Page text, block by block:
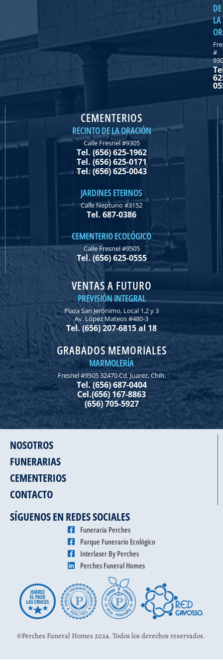
DE
LA
#
CEMENTERIOS
RECINTO DE LA ORACIÓN
Calle Fresnel #9305
Tel. (656) 625-1962
Tel. (656) 625-0171
Tel. (656) 625-0043
JARDINES ETERNOS
Calle Neptuno #3152
Tel. 687-0386
CEMENTERIO ECOLÓGICO
Calle Fresnel #9505
Tel. (656) 625-0555
VENTAS A FUTURO
PREVISIÓN INTEGRAL
Plaza San Jerónimo, Local 1,2 y 3
Av. López Mateos #480-3
Tel. (656) 207-6815 al 18
GRABADOS MEMORIALES
MARMOLERÍA
Fresnel #9505 32470 Cd. Juarez, Chih.
Tel. (656) 687-0404
Cel.(656) 167-8863
(656) 705-5927
NOSOTROS
FUNERARIAS
CEMENTERIOS
CONTACTO
SÍGUENOS EN REDES SOCIALES
Funeraria Perches
Parque Funerario Ecológico
Interlaser By Perches
Perches Funeral Homes
©Perches Funeral Homes 2024. Todos los derechos reservados.